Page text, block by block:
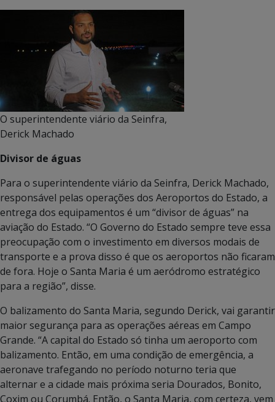
O superintendente viário da Seinfra,
Derick Machado
Divisor de águas
Para o superintendente viário da Seinfra, Derick Machado,
responsável pelas operações dos Aeroportos do Estado, a
entrega dos equipamentos é um “divisor de águas” na
aviação do Estado. “O Governo do Estado sempre teve essa
preocupação com o investimento em diversos modais de
transporte e a prova disso é que os aeroportos não ficaram
de fora. Hoje o Santa Maria é um aeródromo estratégico
para a região”, disse.
O balizamento do Santa Maria, segundo Derick, vai garantir
maior segurança para as operações aéreas em Campo
Grande. “A capital do Estado só tinha um aeroporto com
balizamento. Então, em uma condição de emergência, a
aeronave trafegando no período noturno teria que
alternar e a cidade mais próxima seria Dourados, Bonito,
Coxim ou Corumbá. Então, o Santa Maria, com certeza, vem